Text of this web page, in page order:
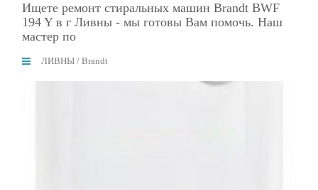
Ищете ремонт стиральных машин Brandt BWF
194 Y в г Ливны - мы готовы Вам помочь. Наш
мастер по
ЛИВНЫ /Brandt